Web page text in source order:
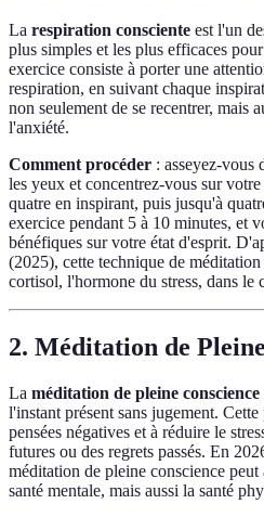
La respiration consciente est l'un
plus simples et les plus efficaces
exercice consiste à porter une
respiration, en suivant chaque
non seulement de se recentrer, mais
l'anxiété.
Comment procéder : asseyez-vous
les yeux et concentrez-vous sur
quatre en inspirant, puis jusqu'à
exercice pendant 5 à 10 minutes, et
bénéfiques sur votre état d'esprit.
(2025), cette technique de
cortisol, l'hormone du stress, dans le
2. Méditation de
La méditation de pleine conscience
l'instant présent sans jugement.
pensées négatives et à réduire le
futures ou des regrets passés. En
méditation de pleine conscience
santé mentale, mais aussi la santé